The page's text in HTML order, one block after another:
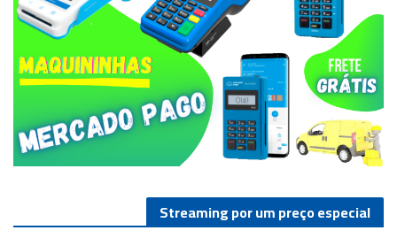
Streaming por um preço especial